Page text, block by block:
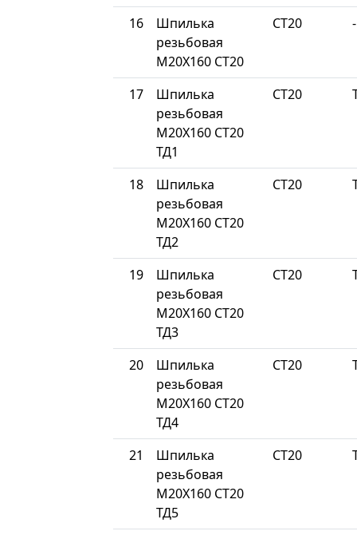
16
Шпилька
резьбовая
М20Х160 СТ20
СТ20 -
17
Шпилька
резьбовая
М20Х160 СТ20
ТД1
СТ20
18
Шпилька
резьбовая
М20Х160 СТ20
ТД2
СТ20
19
Шпилька
резьбовая
М20Х160 СТ20
ТД3
СТ20
20
Шпилька
резьбовая
М20Х160 СТ20
ТД4
СТ20
21
Шпилька
резьбовая
М20Х160 СТ20
ТД5
СТ20